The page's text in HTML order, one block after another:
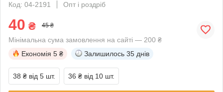
Код: 04-2191
Опт і роздріб
40 ₴ 45 ₴
Мінімальна сума замовлення на сайті — 200 ₴
Економія 5 ₴ Залишилось 35 днів
38 ₴ від 5 шт. 36 ₴ від 10 шт.